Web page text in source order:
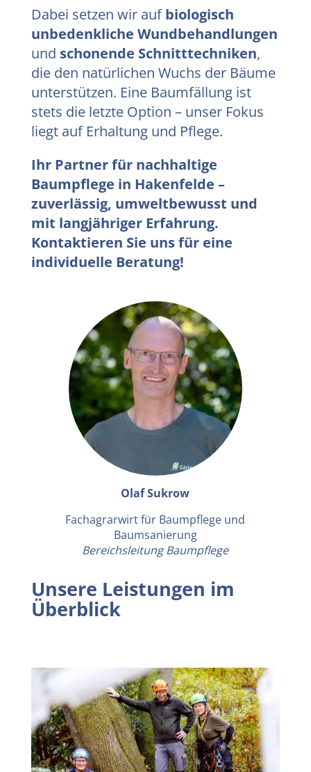
Dabei setzen wir aufbiologisch
unbedenkliche Wundbehandlungen
und schonende Schnitttechniken,
die den natürlichen Wuchs der Bäume
unterstützen. Eine Baumfällung ist
stets die letzte Option – unser Fokus
liegt auf Erhaltung und Pflege.
Ihr Partner für nachhaltige
Baumpflege in Hakenfelde –
zuverlässig, umweltbewusst und
mit langjähriger Erfahrung.
Kontaktieren Sie uns für eine
individuelle Beratung!
Olaf Sukrow
Fachagrarwirt für Baumpflege und
Baumsanierung
Bereichsleitung Baumpflege
Unsere Leistungen im
Überblick